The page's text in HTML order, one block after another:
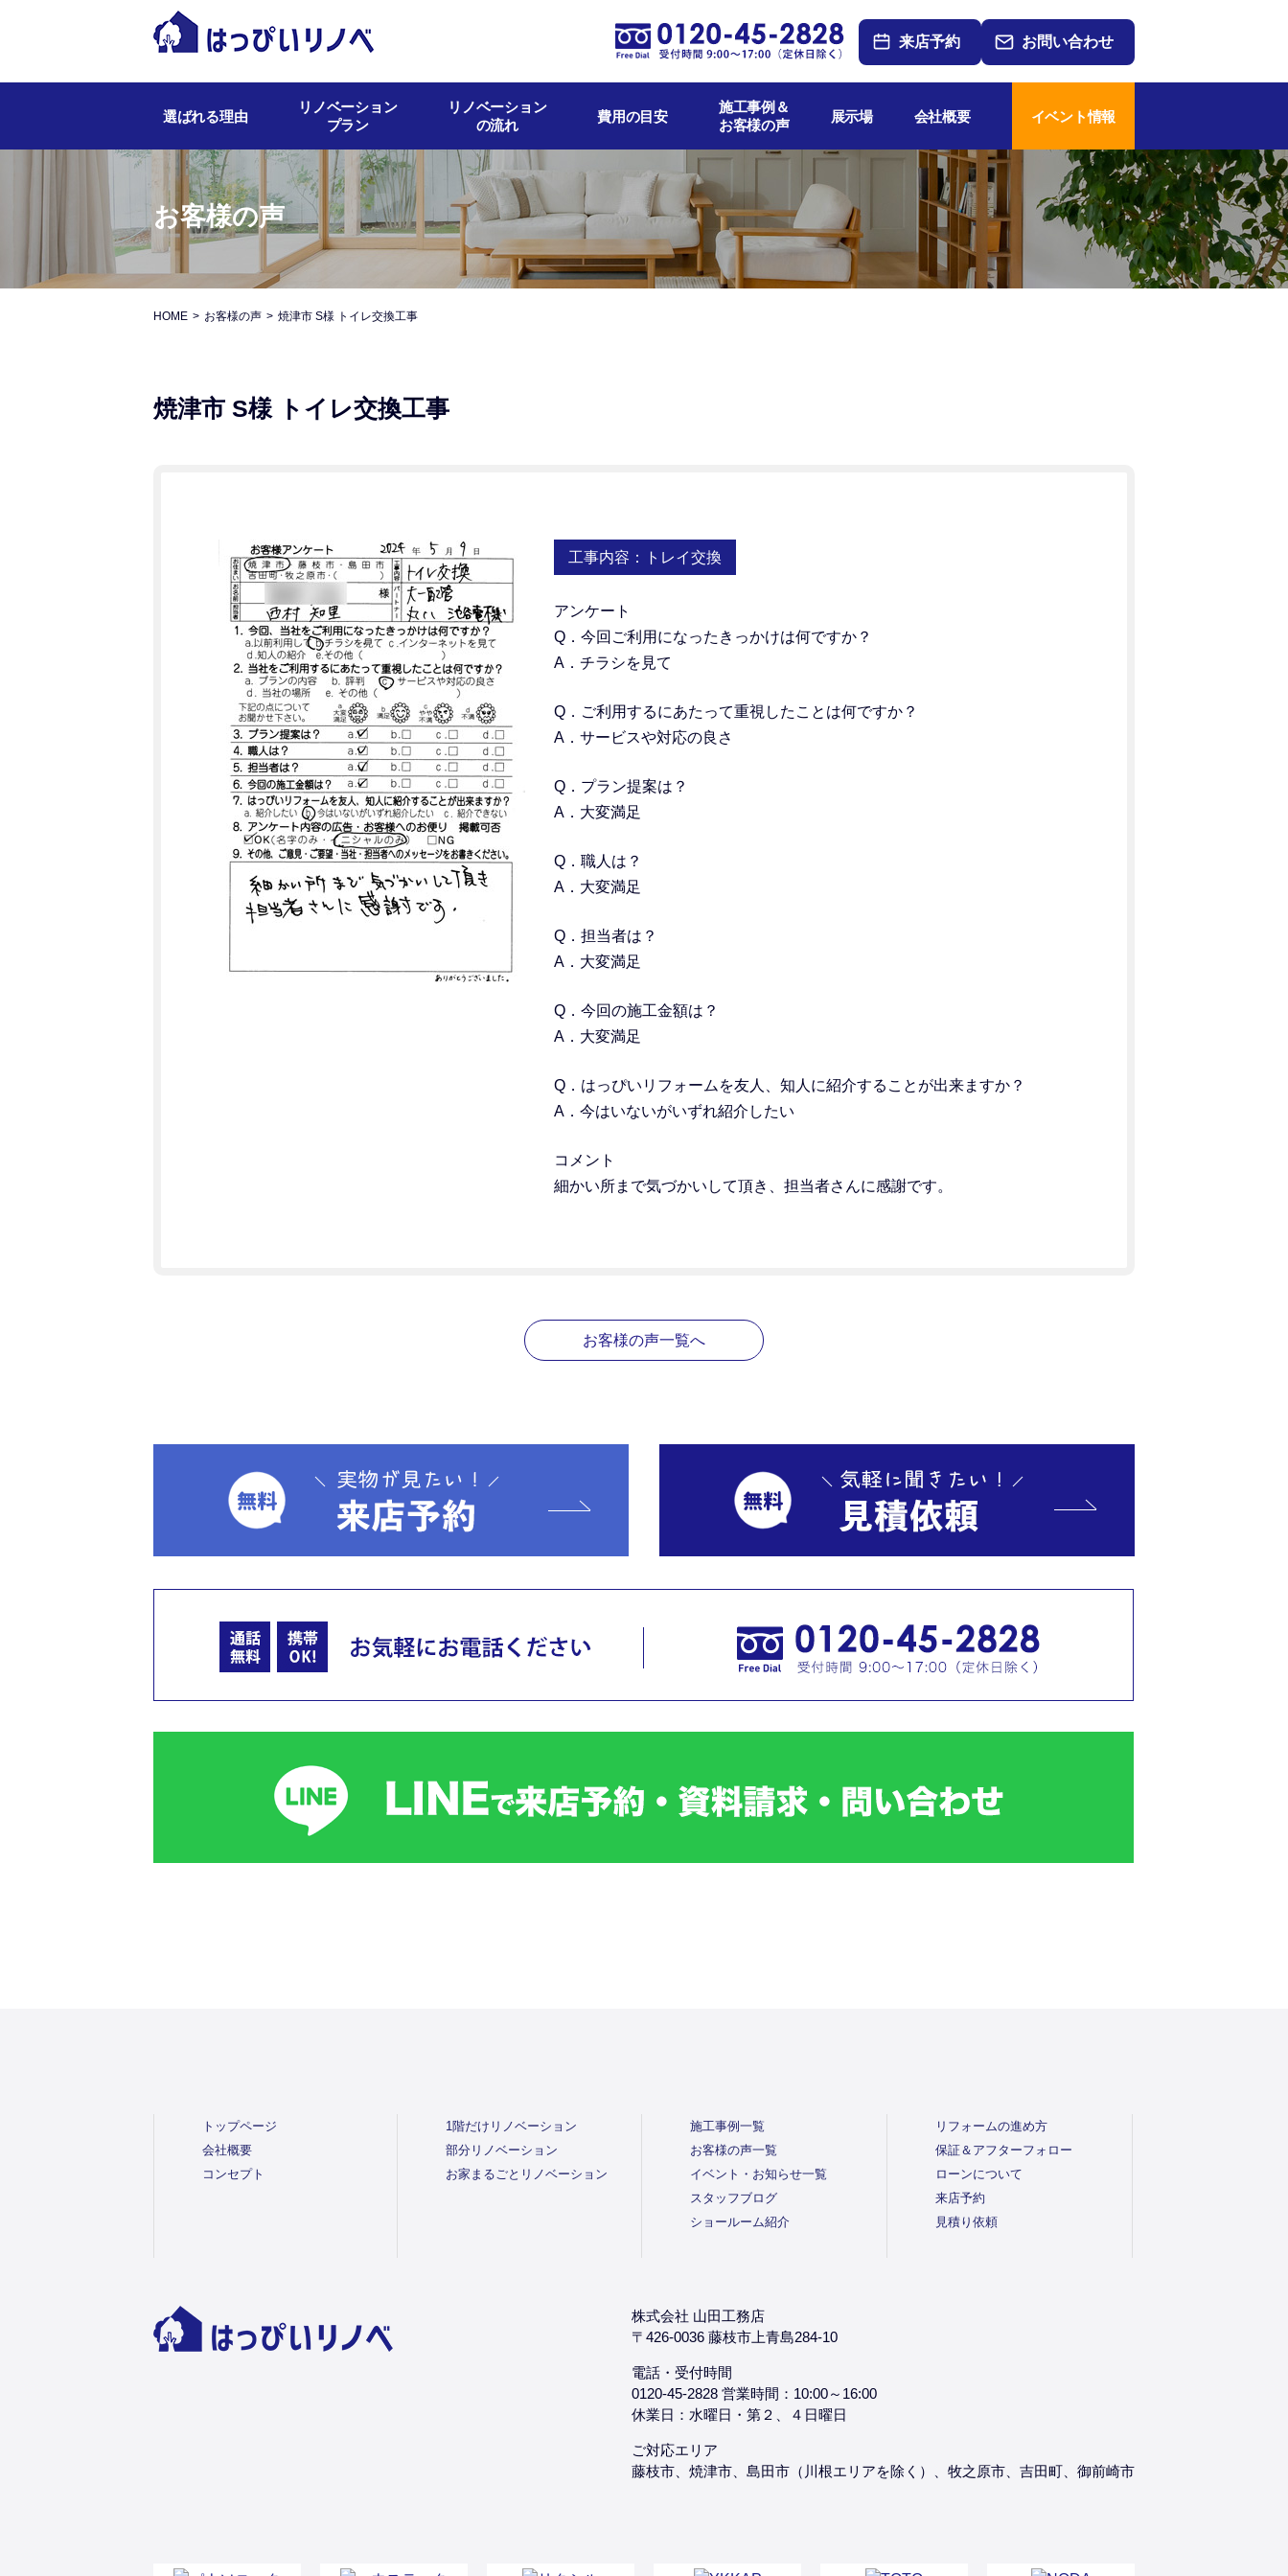
来店予約 お問い合わせ
選ばれる理由
リノベーション
プラン
リノベーション
の流れ
費用の目安
施工事例＆
お客様の声
展示場 会社概要 イベント情報
お客様の声
HOME お客様の声 焼津市 S様 トイレ交換工事
焼津市 S様 トイレ交換工事
工事内容：トレイ交換
アンケート
Q．今回ご利用になったきっかけは何ですか？
A．チラシを見て
Q． ご利用するにあたって重視したことは何ですか？
A．サービスや対応の良さ
Q．プラン提案は？
A．大変満足
Q．職人は？
A．大変満足
Q．担当者は？
A．大変満足
Q．今回の施工金額は？
A．大変満足
Q．はっぴいリフォームを友人、知人に紹介することが出来ますか？
A．今はいないがいずれ紹介したい
コメント
細かい所まで気づかいして頂き、担当者さんに感謝です。
お客様の声一覧へ
トップページ
会社概要
コンセプト
1階だけリノベーション
部分リノベーション
お家まるごとリノベーション
施工事例一覧
お客様の声一覧
イベント・お知らせ一覧
スタッフブログ
ショールーム紹介
リフォームの進め方
保証＆アフターフォロー
ローンについて
来店予約
見積り依頼
株式会社 山田工務店
〒426-0036 藤枝市上青島284-10
電話・受付時間
0120-45-2828 営業時間：10:00～16:00
休業日：水曜日・第２、４日曜日
ご対応エリア
藤枝市、焼津市、島田市（川根エリアを除く）、牧之原市、吉田町、御前崎市